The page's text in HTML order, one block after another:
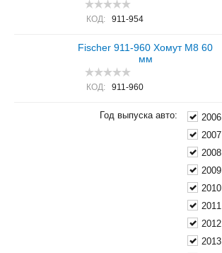
КОД: 911-954
Fischer 911-960 Хомут M8 60
мм
КОД: 911-960
Год выпуска авто:
2006
2007
2008
2009
2010
2011
2012
2013